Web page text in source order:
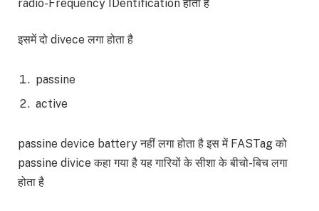
radio-Frequency IDentification होता है
इसमें दो divece लगा होता है
passine
active
passine device battery नहीं लगा होता है इस में FASTag को
passine divice कहा गया है यह गारियों के सीशा के बीचो-बिच लगा
होता है